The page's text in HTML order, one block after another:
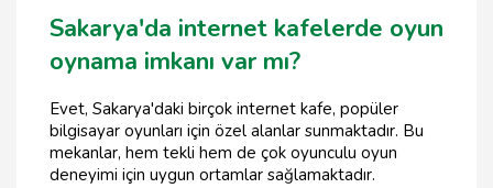
Sakarya'da internet kafelerde oyun
oynama imkanı var mı?
Evet, Sakarya'daki birçok internet kafe, popüler
bilgisayar oyunları için özel alanlar sunmaktadır. Bu
mekanlar, hem tekli hem de çok oyunculu oyun
deneyimi için uygun ortamlar sağlamaktadır.